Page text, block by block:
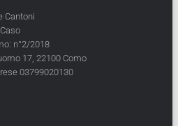
Cantoni
n°2/2018
17, 22100 Como
03799020130